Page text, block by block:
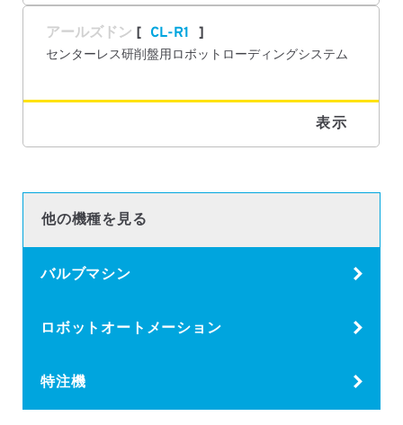
アールズドン CL-R1
センターレス研削盤用ロボットローディングシステム
表示
他の機種を見る
バルブマシン
ロボットオートメーション
特注機